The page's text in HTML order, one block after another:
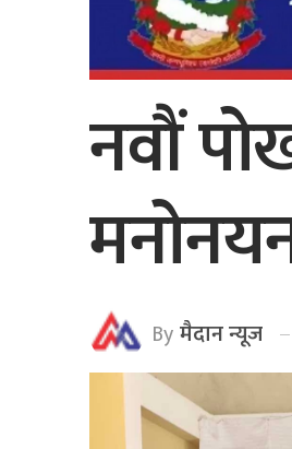
नवौं
Byमैदान न्यूज